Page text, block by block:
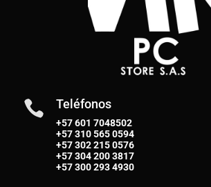
 Teléfonos
+57 601 7048502
+57310 565 0594
+57302 215 0576
+57304 200 3817
+57300 293 4930